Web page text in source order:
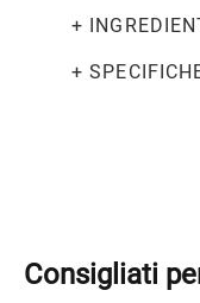
quantità
+
+
Consigliati